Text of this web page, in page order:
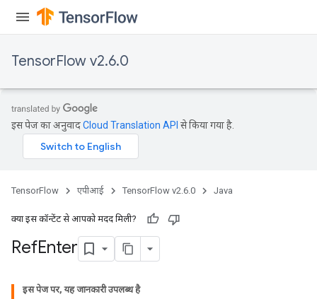
TensorFlow v2.6.0
इस पेज का अनुवादCloud Translation API से किया गया है.
TensorFlow एपीआई TensorFlow v2.6.0 Java
क्या इस कॉन्टेंट से आपको मदद मिली?
RefEnter
इस पेज पर, यह जानकारी उपलब्ध है